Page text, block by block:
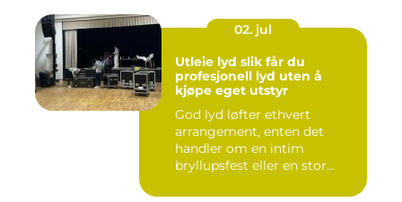
02. jul
Utleie lyd slik får du
profesjonell lyd uten å
kjøpe eget utstyr
God lyd løfter ethvert
arrangement, enten det
handler om en intim
bryllupsfest eller en stor